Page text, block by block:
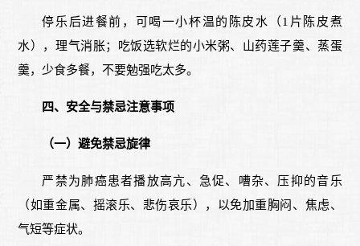
停乐后进餐前，可喝一小杯温的陈皮水（1片陈皮煮
水），理气消胀；吃饭选软烂的小米粥、山药莲子羹、蒸蛋
羹，少食多餐，不要勉强吃太多。
四、安全与禁忌注意事项
（一）避免禁忌旋律
严禁为肺癌患者播放高亢、急促、嘈杂、压抑的音乐
（如重金属、摇滚乐、悲伤哀乐），以免加重胸闷、焦虑、
气短等症状。